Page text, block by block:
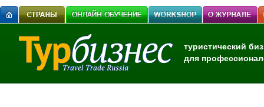
туристический
для